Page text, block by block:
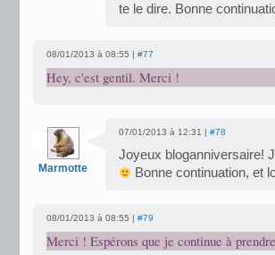
te le dire. Bonne
08/01/2013 à 08:55 | #77
Hey, c'est gentil. Merci !
Marmotte
07/01/2013 à 12:31 | #78
Joyeux bloganniversaire!
Bonne continuation, et
08/01/2013 à 08:55 | #79
Merci ! Espérons que je continue à